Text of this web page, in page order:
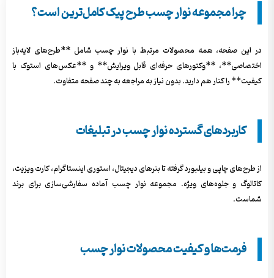
چرا مجموعه نوار چسب طرح پیک کامل‌ترین است؟
در این صفحه، همه محصولات مرتبط با نوار چسب شامل **طرح‌های لایه‌باز
اختصاصی**، **وکتورهای حرفه‌ای قابل ویرایش** و **عکس‌های استوک با
کیفیت** را کنار هم دارید. بدون نیاز به مراجعه به چند صفحه متفاوت.
کاربردهای گسترده نوار چسب در تبلیغات
از طرح‌های چاپی و بیلبورد گرفته تا بنرهای دیجیتال، استوری اینستاگرام، کارت ویزیت،
کاتالوگ و جلوه‌های ویژه. مجموعه نوار چسب آماده سفارشی‌سازی برای برند
شماست.
فرمت‌ها و کیفیت محصولات نوار چسب